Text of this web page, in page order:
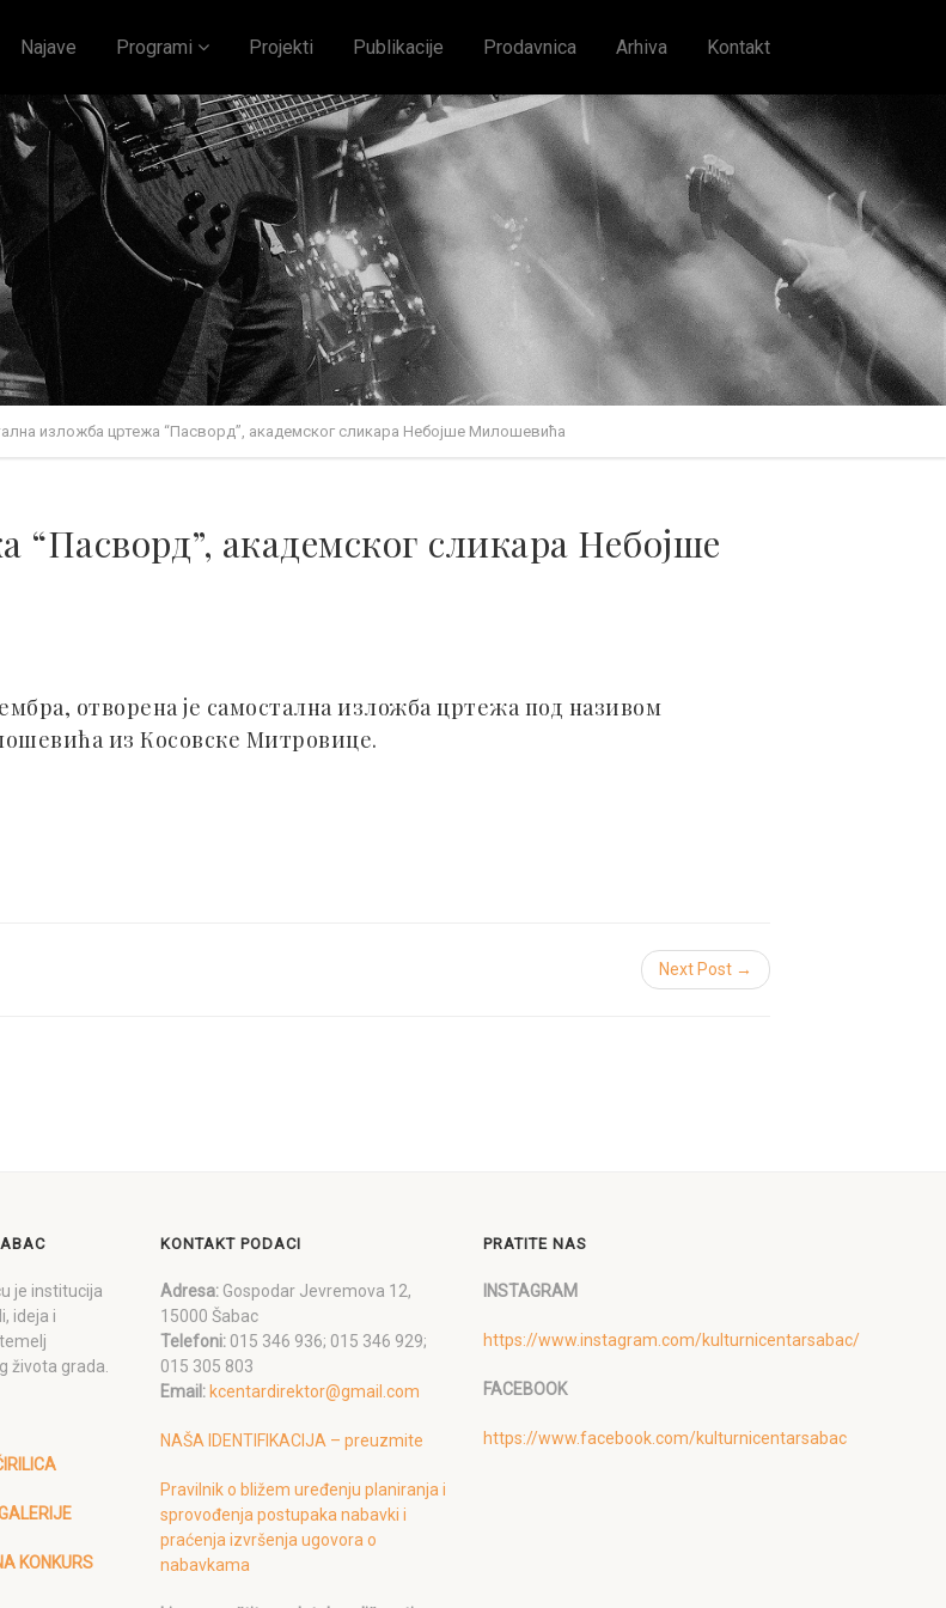
Najave Programi Projekti Publikacije Prodavnica Arhiva Kontakt
изложба цртежа “Пасворд”, академског сликара Небојше Милошевића
академског сликара Небојше
отворена је самостална изложба цртежа под називом
из Косовске Митровице.
Next Post →
je institucija
ideja i
života grada.
KONKURS
KONTAKT PODACI
Adresa: Gospodar Jevremova 12,
15000 Šabac
Telefoni: 015 346 936; 015 346 929;
015 305 803
Email: kcentardirektor@gmail.com
NAŠA IDENTIFIKACIJA – preuzmite
Pravilnik o bližem uređenju planiranja i
sprovođenja postupaka nabavki i
praćenja izvršenja ugovora o
nabavkama
PRATITE NAS
INSTAGRAM
https://www.instagram.com/kulturnicentarsabac/
FACEBOOK
https://www.facebook.com/kulturnicentarsabac